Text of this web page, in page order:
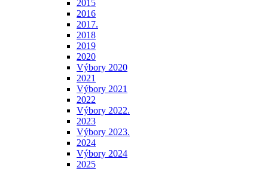
2015
2016
2017.
2018
2019
2020
Výbory 2020
2021
Výbory 2021
2022
Výbory 2022.
2023
Výbory 2023.
2024
Výbory 2024
2025